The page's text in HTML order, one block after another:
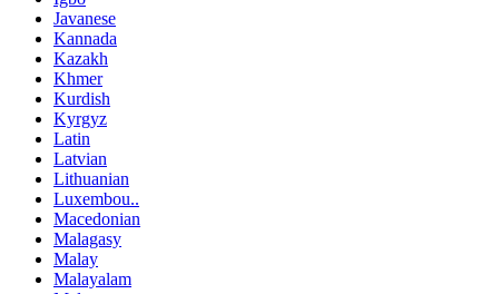
Javanese
Kannada
Kazakh
Khmer
Kurdish
Kyrgyz
Latin
Latvian
Lithuanian
Luxembou..
Macedonian
Malagasy
Malay
Malayalam